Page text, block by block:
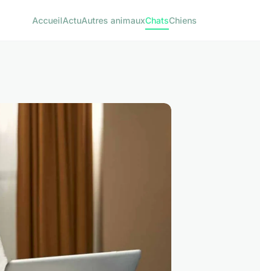
AccueilActuAutres animauxChatsChiens